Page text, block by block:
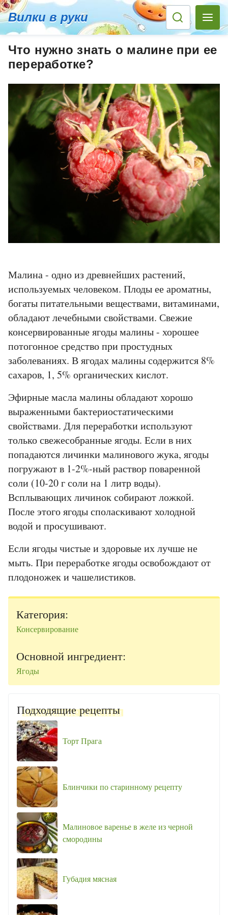
Вилки в руки
Что нужно знать о малине при ее
переработке?
Малина - одно из древнейших растений,
используемых человеком. Плоды ее ароматны,
богаты питательными веществами, витаминами,
обладают лечебными свойствами. Свежие
консервированные ягоды малины - хорошее
потогонное средство при простудных
заболеваниях. В ягодах малины содержится 8%
сахаров, 1, 5% органических кислот.
Эфирные масла малины обладают хорошо
выраженными бактериостатическими
свойствами. Для переработки используют
только свежесобранные ягоды. Если в них
попадаются личинки малинового жука, ягоды
погружают в 1-2%-ный раствор поваренной
соли (10-20 г соли на 1 литр воды).
Всплывающих личинок собирают ложкой.
После этого ягоды споласкивают холодной
водой и просушивают.
Если ягоды чистые и здоровые их лучше не
мыть. При переработке ягоды освобождают от
плодоножек и чашелистиков.
Категория:
Консервирование
Основной ингредиент:
Ягоды
Подходящие рецепты
Торт Прага
Блинчики по старинному рецепту
Малиновое варенье в желе из черной
смородины
Губадия мясная